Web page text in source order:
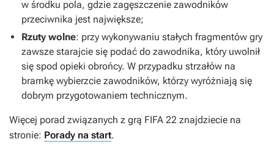
w środku pola, gdzie zagęszczenie zawodników
przeciwnika jest największe;
Rzuty wolne: przy wykonywaniu stałych fragmentów gry
zawsze starajcie się podać do zawodnika, który uwolnił
się spod opieki obrońcy. W przypadku strzałów na
bramkę wybierzcie zawodników, którzy wyróżniają się
dobrym przygotowaniem technicznym.
Więcej porad związanych z grą FIFA 22 znajdziecie na
stronie: Porady na start.